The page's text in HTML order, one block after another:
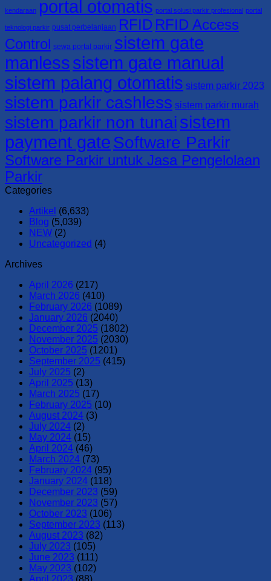
kendaraan portal otomatis portal solusi parkir profesional portal
teknologi parkir pusat perbelanjaan RFID RFID Access
Control
sewa portal parkir sistem gate
manlesssistem gate manual
sistem palang otomatis sistem parkir 2023
sistem parkir cashless sistem parkir murah
sistem parkir non tunaisistem
payment gateSoftware Parkir
Software Parkir untuk Jasa Pengelolaan
Parkir
Categories
Artikel (6,633)
Blog (5,039)
NEW (2)
Uncategorized (4)
Archives
April 2026 (217)
March 2026 (410)
February 2026 (1089)
January 2026 (2040)
December 2025 (1802)
November 2025 (2030)
October 2025 (1201)
September 2025 (415)
July 2025 (2)
April 2025 (13)
March 2025 (17)
February 2025 (10)
August 2024 (3)
July 2024 (2)
May 2024 (15)
April 2024 (46)
March 2024 (73)
February 2024 (95)
January 2024 (118)
December 2023 (59)
November 2023 (57)
October 2023 (106)
September 2023 (113)
August 2023 (82)
July 2023 (105)
June 2023 (111)
May 2023 (102)